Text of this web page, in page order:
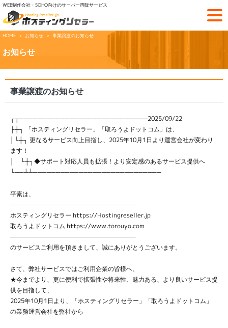
WEB制作会社・SOHO向けのサーバー再販サービス
HOME お知らせ 事業譲渡のお知らせ
お知らせ
事業譲渡のお知らせ
┌┬────────────────────────────2025/09/22
├┼┐ 「ホスティングリセラー」「取ろうよドットコム」は、
│└┼┐ 更なるサービス向上目指し、2025年10月1日より運営会社が変わり
ます！
│ └┼┐◆サポート対応人員も拡張！より安定感のあるサービス提供へ
└──┴┴────────────────────────────
平素は、
—————————————————————
ホスティングリセラー https://Hostingreseller.jp
取ろうよドットコム https://www.torouyo.com
————————————————————–
のサービスご利用を頂きまして、誠にありがとうございます。
さて、弊社サービスではご利用企業の皆様へ、
★今までより、更に便利で拡張性や将来性、魅力ある、より良いサービス提
供を目指して、
2025年10月1日より、「ホスティングリセラー」「取ろうよドットコム」
の業務運営会社を弊社から